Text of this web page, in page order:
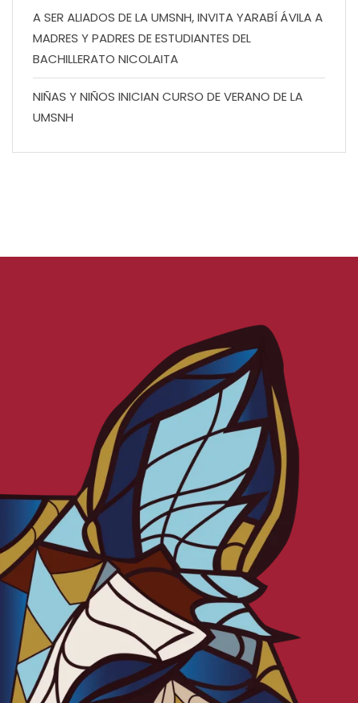
A SER ALIADOS DE LA UMSNH, INVITA YARABÍ ÁVILA A
MADRES Y PADRES DE ESTUDIANTES DEL
BACHILLERATO NICOLAITA
NIÑAS Y NIÑOS INICIAN CURSO DE VERANO DE LA
UMSNH